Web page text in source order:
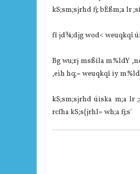
kS;sm;sjrhd fj; bÈßm;a lr
fï jd¾;djg wod< weuqkqï
Bg wu;rj msßila m%ldY
,eìh hq;= weuqkqï iy
kS;sm;sjrhd úiska m;a lr
rcfha kS;s{jrhl= wh;a fj;s'